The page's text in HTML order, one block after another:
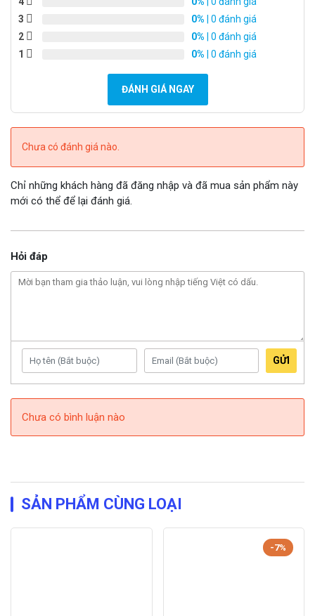
3
0% | 0 đánh giá
2
0% | 0 đánh giá
1
0% | 0 đánh giá
ĐÁNH GIÁ NGAY
Chưa có đánh giá nào.
Chỉ những khách hàng đã đăng nhập và đã mua sản phẩm này
mới có thể để lại đánh giá.
Hỏi đáp
GỬI
Chưa có bình luận nào
SẢN PHẨM CÙNG LOẠI
-7%